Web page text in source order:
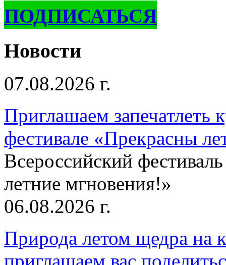
ПОДПИСАТЬСЯ
Новости
07.08.2026 г.
Приглашаем запечатлеть
фестивале «Прекрасны
Всероссийский
летние мгновения!»
06.08.2026 г.
Природа летом щедра на
приглашаем вас